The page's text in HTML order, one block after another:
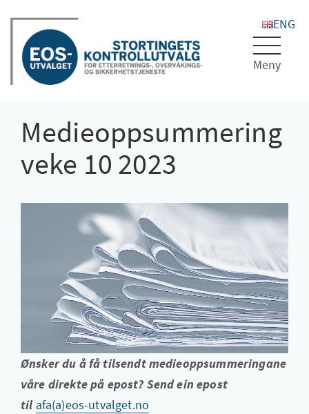
Toggle
Medieoppsummering
veke 10 2023
Ønsker du å få tilsendt medieoppsummeringane
våre direkte på epost? Send ein epost
til afa(a)eos-utvalget.no